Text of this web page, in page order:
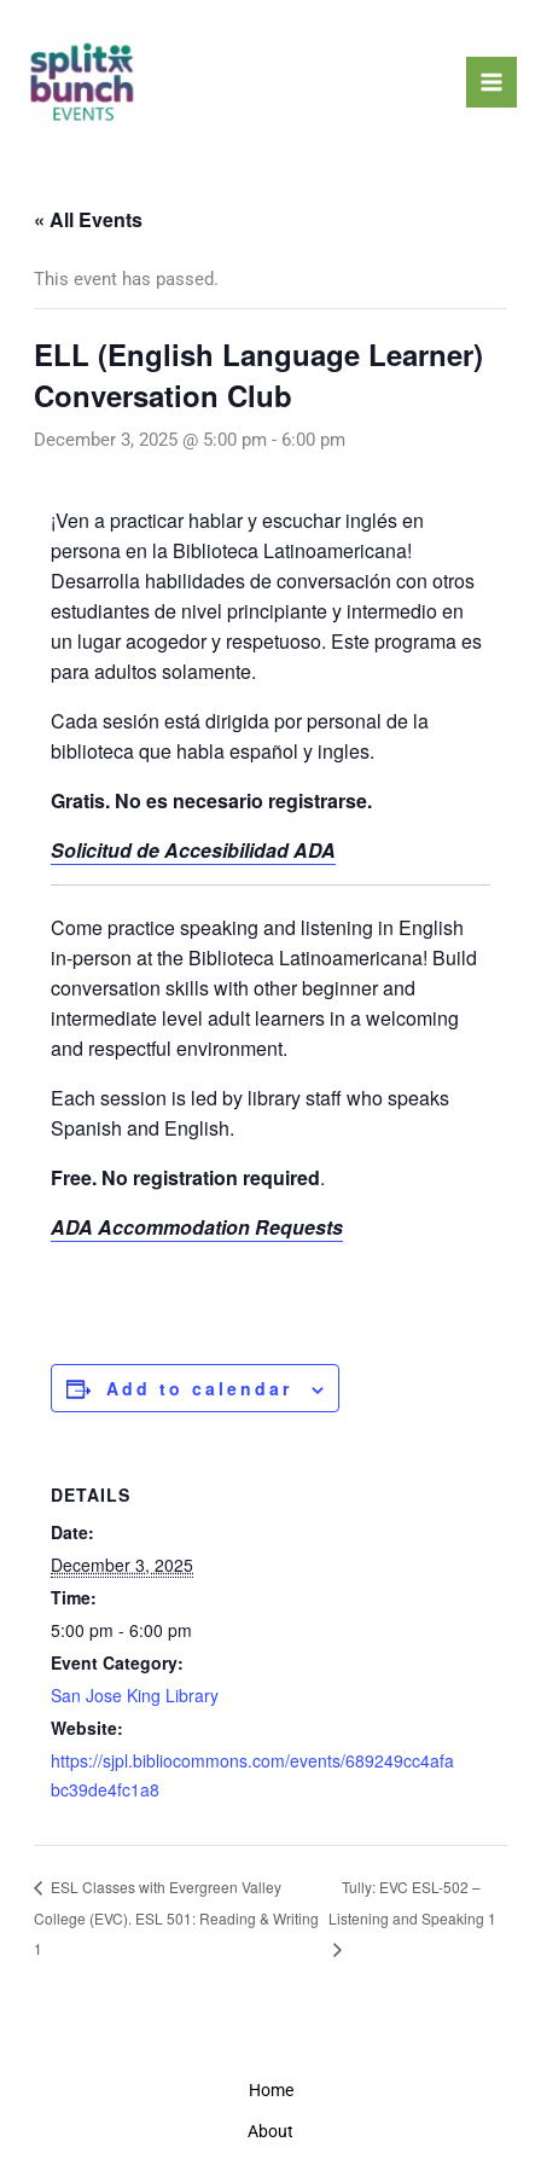
content
« All Events
This event has passed.
ELL (English Language Learner)
Conversation Club
December 3, 2025 @ 5:00 pm - 6:00 pm
¡Ven a practicar hablar y escuchar inglés en
persona en la Biblioteca Latinoamericana!
Desarrolla habilidades de conversación con otros
estudiantes de nivel principiante y intermedio en
un lugar acogedor y respetuoso. Este programa es
para adultos solamente.
Cada sesión está dirigida por personal de la
biblioteca que habla español y ingles.
Gratis. No es necesario registrarse.
Solicitud de Accesibilidad ADA
Come practice speaking and listening in English
in-person at the Biblioteca Latinoamericana! Build
conversation skills with other beginner and
intermediate level adult learners in a welcoming
and respectful environment.
Each session is led by library staff who speaks
Spanish and English.
Free. No registration required.
ADA Accommodation Requests
Add to calendar
DETAILS
Date:
December 3, 2025
Time:
5:00 pm - 6:00 pm
Event Category:
San Jose King Library
Website:
https://sjpl.bibliocommons.com/events/689249cc4afa
bc39de4fc1a8
ESL Classes with Evergreen Valley
College (EVC). ESL 501: Reading & Writing
1
Tully: EVC ESL-502 –
Listening and Speaking 1
Home
About